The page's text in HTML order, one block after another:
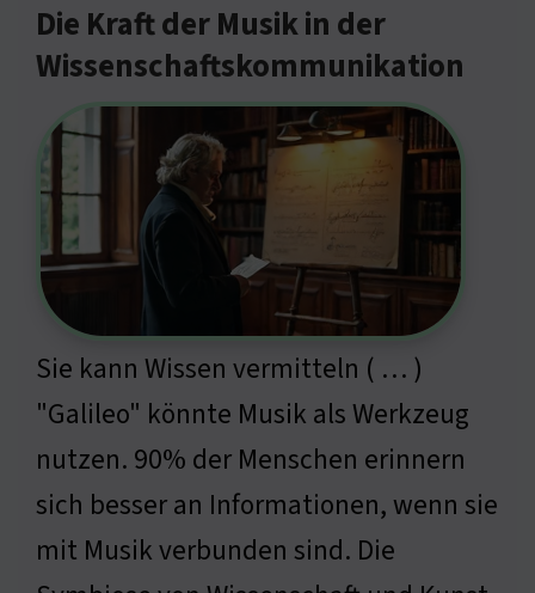
Die Kraft der Musik in der
Wissenschaftskommunikation
Sie kann Wissen vermitteln ( … )
"Galileo" könnte Musik als Werkzeug
nutzen. 90% der Menschen erinnern
sich besser an Informationen, wenn sie
mit Musik verbunden sind. Die